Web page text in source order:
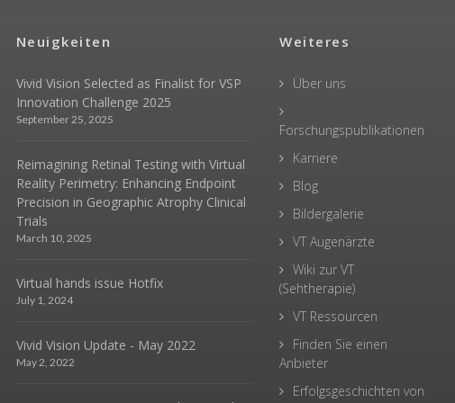
Neuigkeiten
Vivid Vision Selected as Finalist for VSP
Innovation Challenge 2025
September 25, 2025
Reimagining Retinal Testing with Virtual
Reality Perimetry: Enhancing Endpoint
Precision in Geographic Atrophy Clinical
Trials
March 10, 2025
Virtual hands issue Hotfix
July 1, 2024
Vivid Vision Update - May 2022
May 2, 2022
Weiteres
Über uns
Forschungspublikationen
Karriere
Blog
Bildergalerie
VT Augenärzte
Wiki zur VT
(Sehtherapie)
VT Ressourcen
Finden Sie einen
Anbieter
Erfolgsgeschichten von